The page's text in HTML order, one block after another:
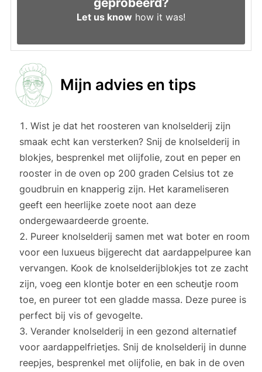
Let us know how it was!
Mijn advies en tips
Wist je dat het roosteren van knolselderij zijn
smaak echt kan versterken? Snij de knolselderij in
blokjes, besprenkel met olijfolie, zout en peper en
rooster in de oven op 200 graden Celsius tot ze
goudbruin en knapperig zijn. Het karameliseren
geeft een heerlijke zoete noot aan deze
ondergewaardeerde groente.
Pureer knolselderij samen met wat boter en room
voor een luxueus bijgerecht dat aardappelpuree kan
vervangen. Kook de knolselderijblokjes tot ze zacht
zijn, voeg een klontje boter en een scheutje room
toe, en pureer tot een gladde massa. Deze puree is
perfect bij vis of gevogelte.
Verander knolselderij in een gezond alternatief
voor aardappelfrietjes. Snij de knolselderij in dunne
reepjes, besprenkel met olijfolie, en bak in de oven